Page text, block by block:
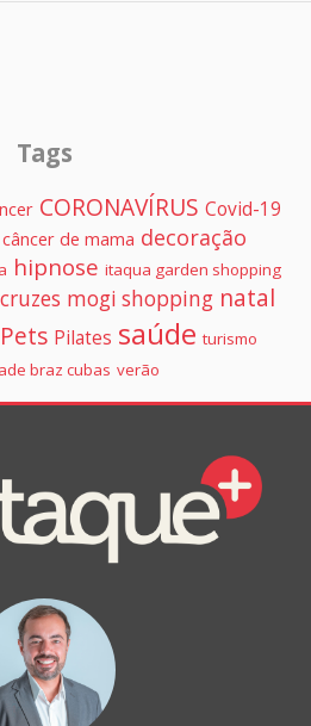
Tags
CORONAVÍRUS Covid-19
câncer de mama decoração
hipnose itaqua garden shopping
mogi shopping natal
Pets Pilates saúde turismo
braz cubas verão